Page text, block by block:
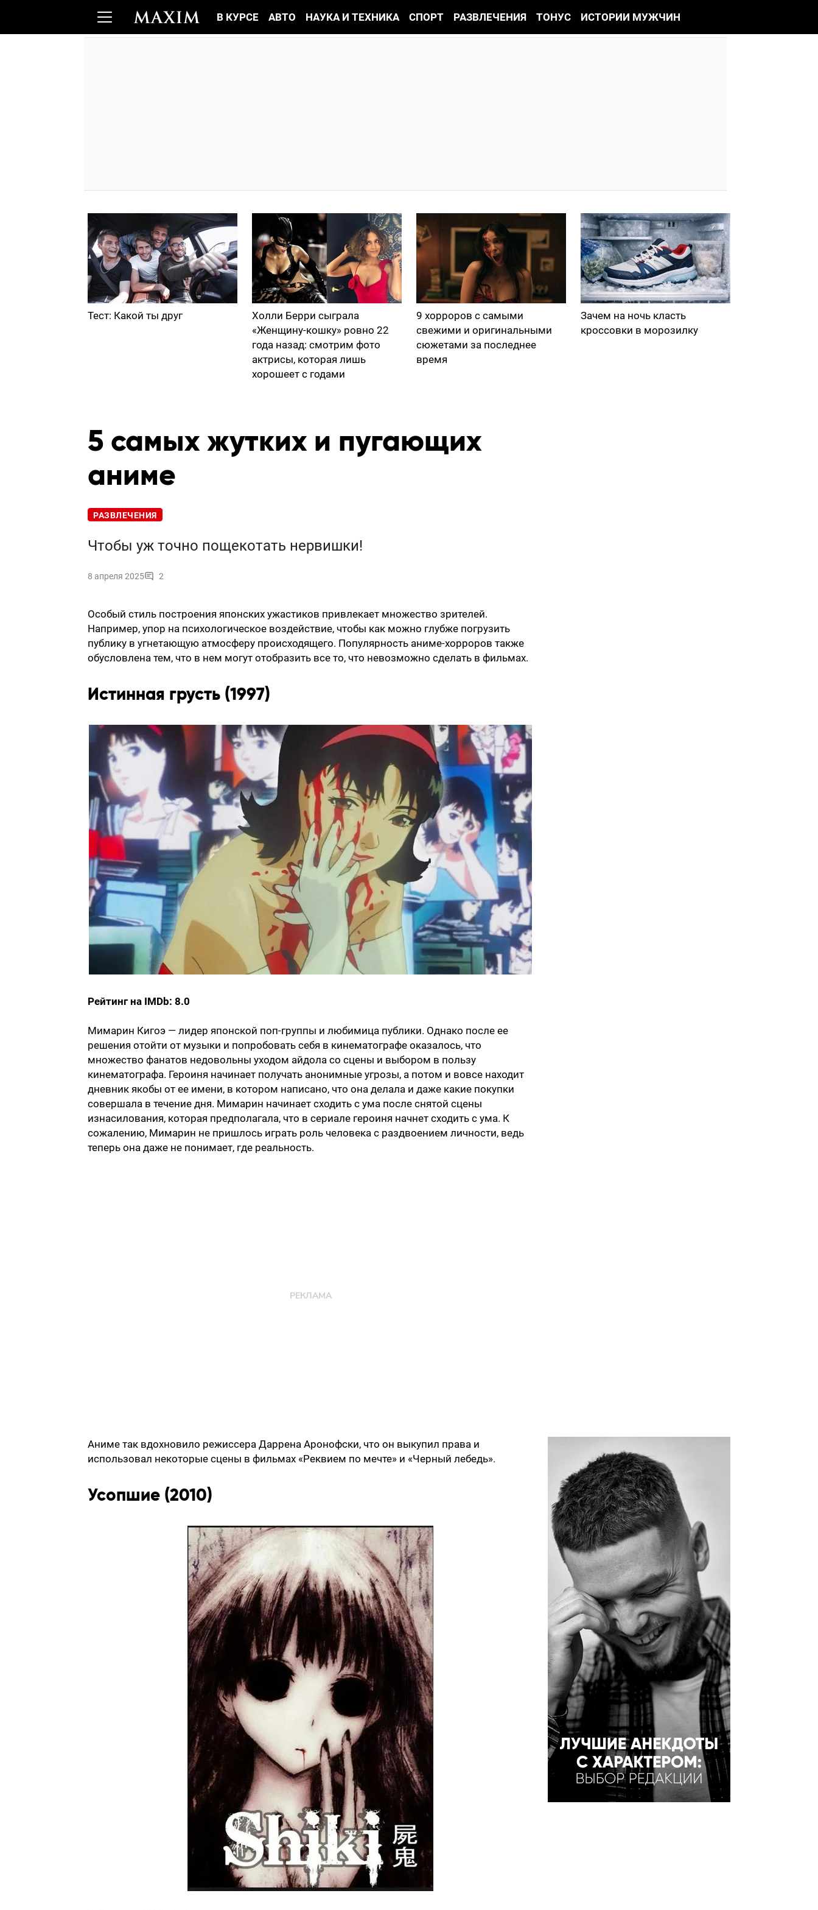
В КУРСЕ АВТО НАУКА И ТЕХНИКА СПОРТ РАЗВЛЕЧЕНИЯ ТОНУС ИСТОРИИ МУЖЧИН
Тест: Какой ты друг
Холли Берри сыграла
«Женщину-кошку» ровно 22
года назад: смотрим фото
актрисы, которая лишь
хорошеет с годами
9 хорроров с самыми
свежими и оригинальными
сюжетами за последнее
время
Зачем на ночь класть
кроссовки в морозилку
5 самых жутких и пугающих
аниме
РАЗВЛЕЧЕНИЯ
Чтобы уж точно пощекотать нервишки!
8 апреля 2025 2
Особый стиль построения японских ужастиков привлекает множество зрителей.
Например, упор на психологическое воздействие, чтобы как можно глубже погрузить
публику в угнетающую атмосферу происходящего. Популярность аниме-хорроров также
обусловлена тем, что в нем могут отобразить все то, что невозможно сделать в фильмах.
Истинная грусть (1997)
Рейтинг на IMDb: 8.0
Мимарин Кигоэ — лидер японской поп-группы и любимица публики. Однако после ее
решения отойти от музыки и попробовать себя в кинематографе оказалось, что
множество фанатов недовольны уходом айдола со сцены и выбором в пользу
кинематографа. Героиня начинает получать анонимные угрозы, а потом и вовсе находит
дневник якобы от ее имени, в котором написано, что она делала и даже какие покупки
совершала в течение дня. Мимарин начинает сходить с ума после снятой сцены
изнасилования, которая предполагала, что в сериале героиня начнет сходить с ума. К
сожалению, Мимарин не пришлось играть роль человека с раздвоением личности, ведь
теперь она даже не понимает, где реальность.
Аниме так вдохновило режиссера Даррена Аронофски, что он выкупил права и
использовал некоторые сцены в фильмах «Реквием по мечте» и «Черный лебедь».
Усопшие (2010)